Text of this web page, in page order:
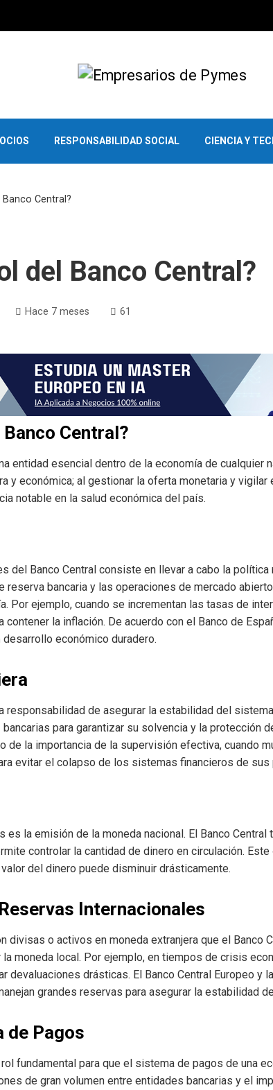
RESPONSABILIDAD SOCIAL CIENCIA Y
Central?
del Banco Central?
Hace 7 meses 61
Central?
entidad esencial dentro de la economía de cualquier
y económica; al gestionar la oferta monetaria y
notable en la salud económica del país.
del Banco Central consiste en llevar a cabo la
bancaria y las operaciones de mercado
Por ejemplo, cuando se incrementan las tasas de
la inflación. De acuerdo con el Banco de
económico duradero.
responsabilidad de asegurar la estabilidad del
para garantizar su solvencia y la protección
de la importancia de la supervisión efectiva, cuando
evitar el colapso de los sistemas financieros de sus
es la emisión de la moneda nacional. El Banco
controlar la cantidad de dinero en circulación.
del dinero puede disminuir drásticamente.
Internacionales
divisas o activos en moneda extranjera que el Banco
moneda local. Por ejemplo, en tiempos de crisis
devaluaciones drásticas. El Banco Central Europeo y
grandes reservas para asegurar la estabilidad
de Pagos
fundamental para que el sistema de pagos de una
de gran volumen entre entidades bancarias y el